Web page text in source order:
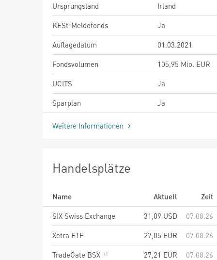
Ursprungsland
Irland
KESt-Meldefonds
Ja
Auflagedatum
01.03.2021
Fondsvolumen
105,95 Mio. EUR
UCITS
Ja
Sparplan
Ja
Weitere Informationen
Handelsplätze
Name Aktuell
Zeit
SIX Swiss Exchange
31,09 USD
07.08.26
Xetra ETF
27,05 EUR
07.08.26
TradeGate BSX
27,21 EUR
07.08.26